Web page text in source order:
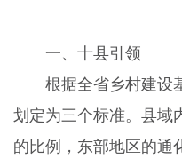
一、十县引领
根据全省乡村建设
划定为三个标准。县域
的比例，东部地区的通